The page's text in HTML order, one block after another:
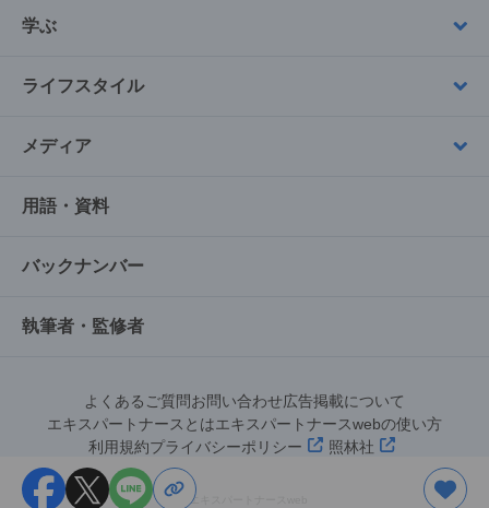
学ぶ
ライフスタイル
メディア
用語・資料
バックナンバー
執筆者・監修者
よくあるご質問お問い合わせ広告掲載について
エキスパートナースとはエキスパートナースwebの使い方
利用規約プライバシーポリシー 照林社
©︎エキスパートナースweb